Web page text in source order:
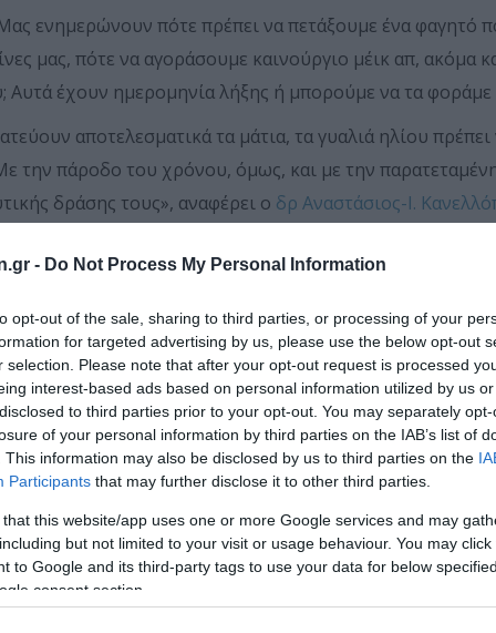
- Do Not Process My Personal Information
opt-out of the sale, sharing to third parties, or processing of your
for targeted advertising by us, please use the below opt-out
selection. Please note that after your opt-out request is processed
interest-based ads based on personal information utilized by us
to third parties prior to your opt-out. You may separately
of your personal information by third parties on the IAB’s list of
This information may also be disclosed by us to third parties on the
Participants that may further disclose it to other third parties.
that this website/app uses one or more Google services and may
but not limited to your visit or usage behaviour. You may
to Google and its third-party tags to use your data for below
consent section.
ενημερώνουν πότε πρέπει να πετάξουμε ένα φαγητό
μας, πότε να αγοράσουμε καινούργιο μέικ απ, ακόμα
Αυτά έχουν ημερομηνία λήξης ή μπορούμε να τα φοράμε
αποτελεσματικά τα μάτια, τα γυαλιά ηλίου
την πάροδο του χρόνου, όμως, και με την
δράσης τους», αναφέρει ο δρ Αναστάσιος-Ι.
Οφθαλμολογίας LaserVision και καθηγητής
επακριβώς γνωστό, γιατί εξαρτάται από τη
Πριν από λίγα χρόνια, επιστήμονες από τη
ηλίου χάνουν την προστατευτική δράση τους μέσα
ο κ. Κανελλόπουλος. «Είναι εξίσου σημαντικά
με το αντηλιακό, αν πρόκειται να μείνει κάποιος
χρήση επί μήνες και χρόνια».
είναι πως όσο πιο παλιά είναι τα γυαλιά ηλίου, τόσο
αυτό τον λόγο συνιστάται προληπτικός έλεγχος της